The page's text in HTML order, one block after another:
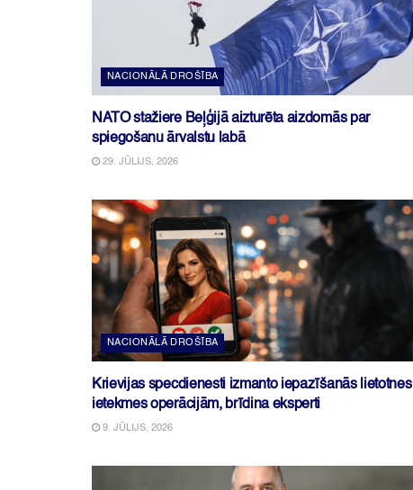
NACIONĀLĀ DROŠĪBA
NATO stažiere Beļģijā aizturēta aizdomās par
spiegošanu ārvalstu labā
29. JŪLIJS, 2026
NACIONĀLĀ DROŠĪBA
Krievijas specdienesti izmanto iepazīšanās lietotnes
ietekmes operācijām, brīdina eksperti
9. JŪLIJS, 2026